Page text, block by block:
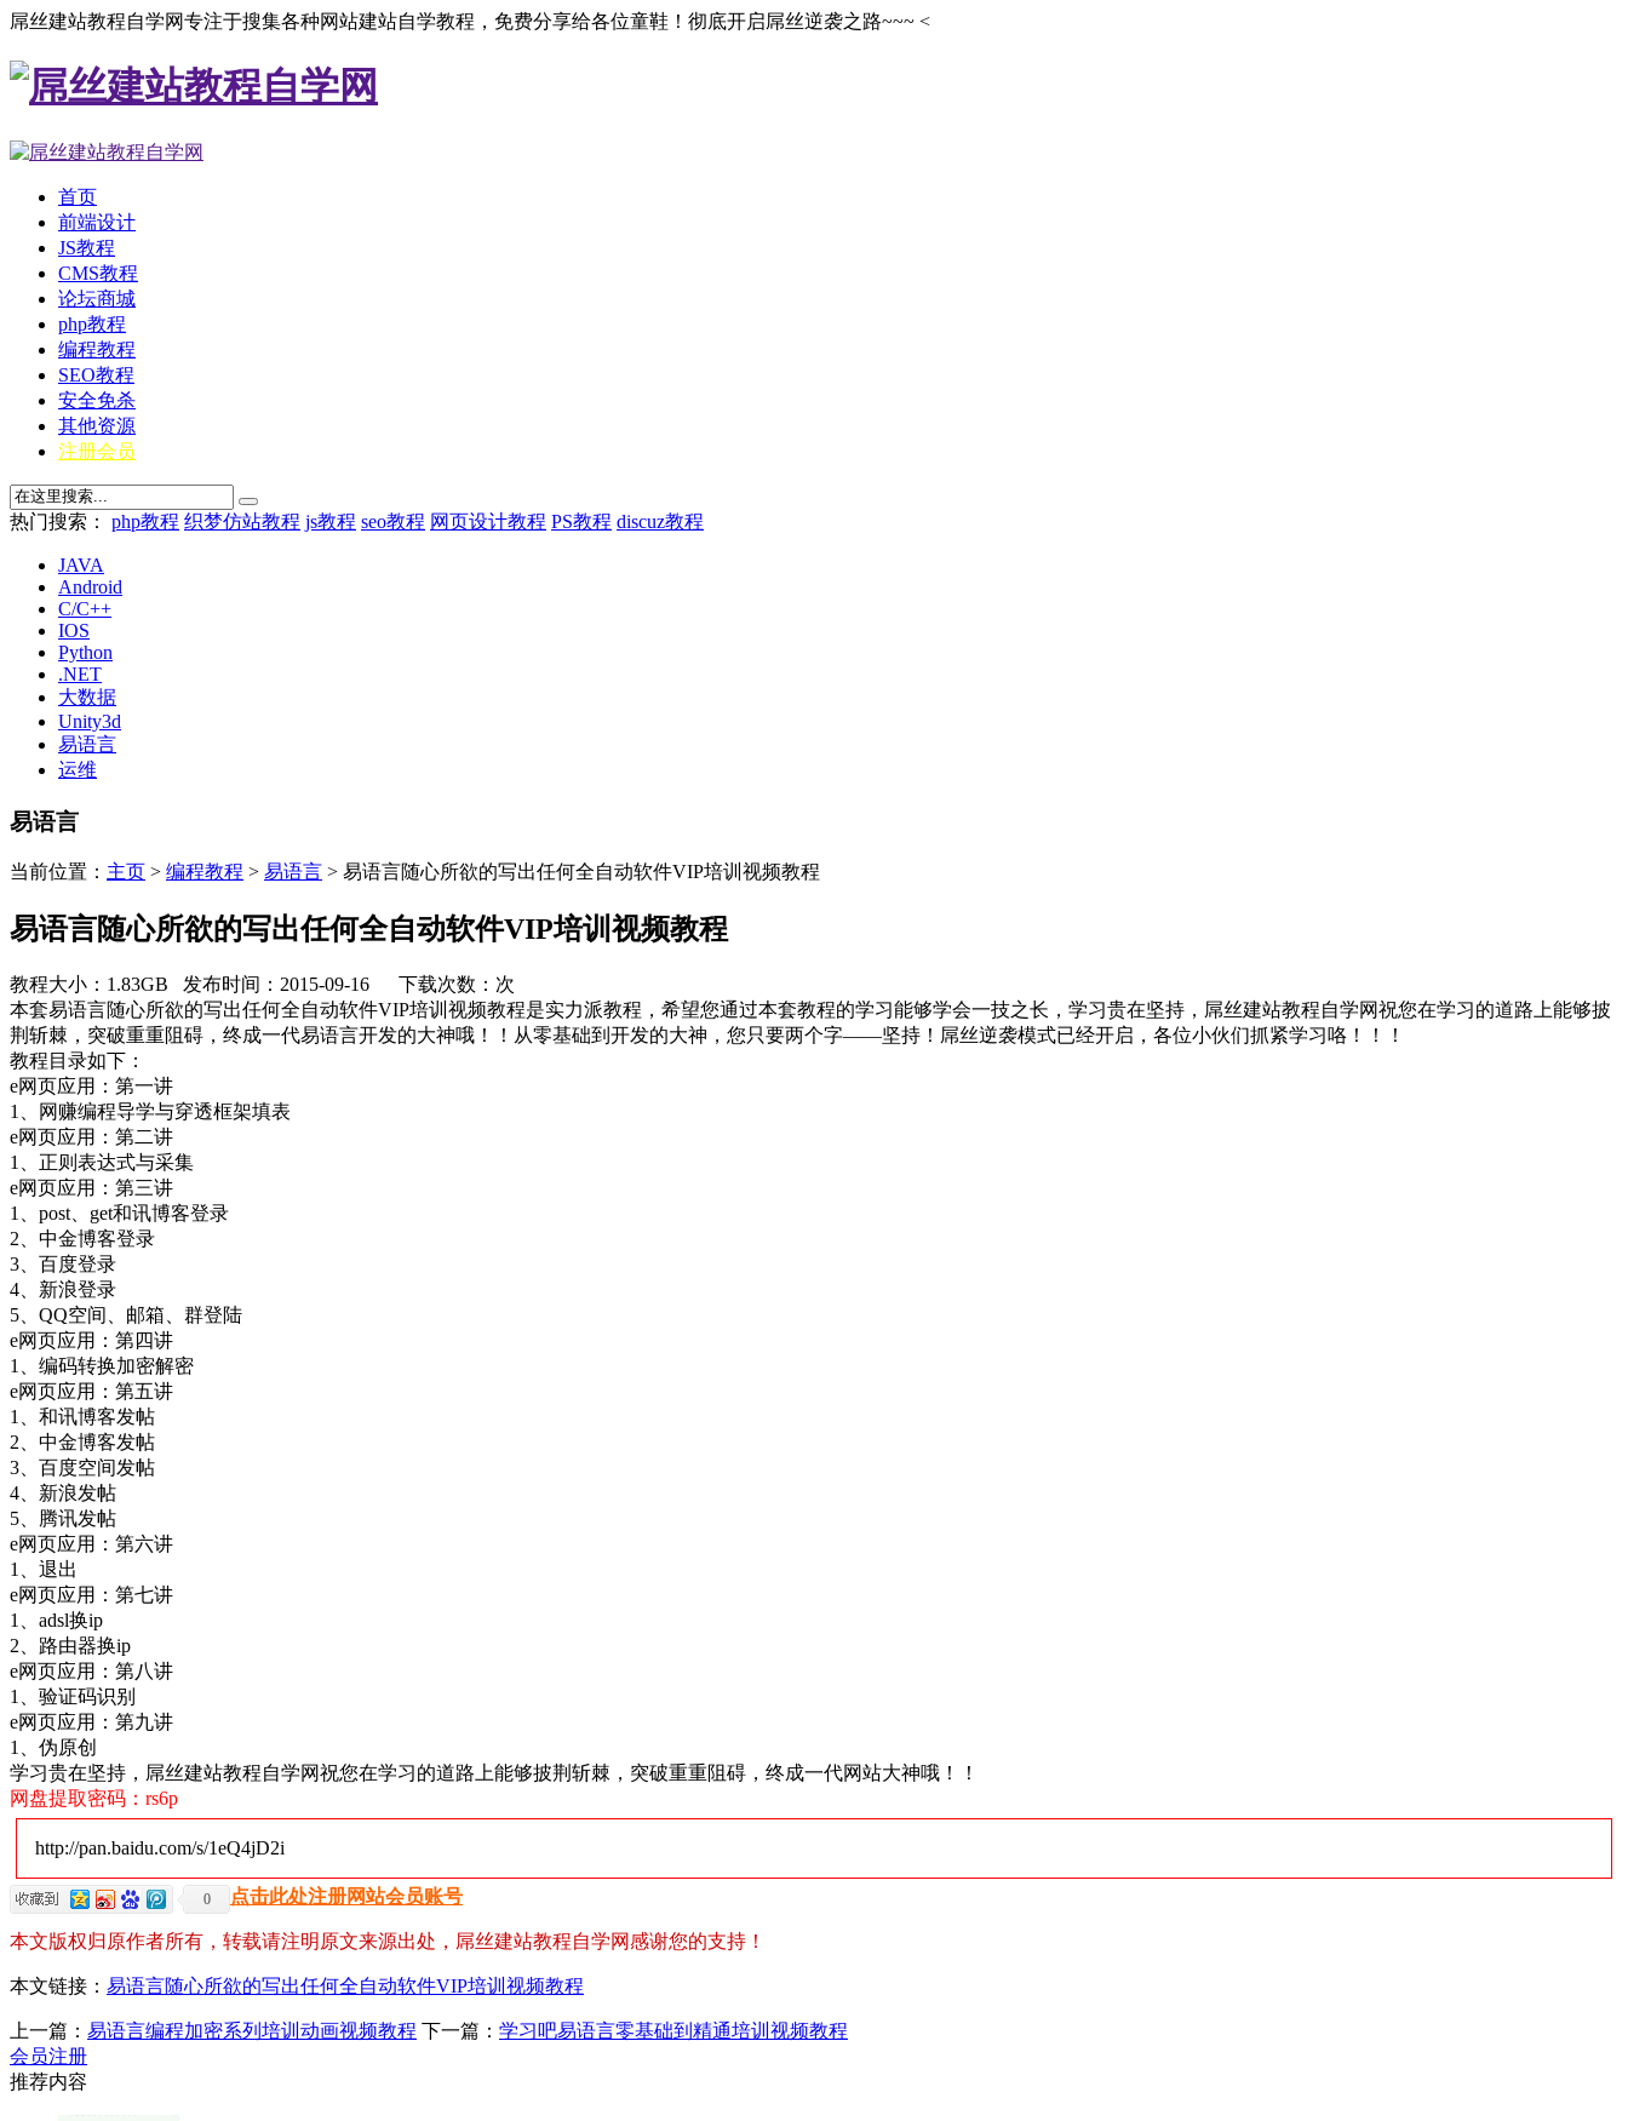
屌丝建站教程自学网专注于搜集各种网站建站自学教程，免费分享给各位童鞋！彻底开启屌丝逆袭之路~~~ <
首页
前端设计
JS教程
CMS教程
论坛商城
php教程
编程教程
SEO教程
安全免杀
其他资源
注册会员
热门搜索： php教程 织梦仿站教程 js教程 seo教程 网页设计教程 PS教程 discuz教程
JAVA
Android
C/C++
IOS
Python
.NET
大数据
Unity3d
易语言
运维
易语言
当前位置： 主页 > 编程教程 > 易语言 > 易语言随心所欲的写出任何全自动软件VIP培训视频教程
易语言随心所欲的写出任何全自动软件VIP培训视频教程
教程大小：1.83GB 发布时间：2015-09-16 下载次数： 次
本套易语言随心所欲的写出任何全自动软件VIP培训视频教程是实力派教程，希望您通过本套教程的学习能够学会一技之长，学习贵在坚持，屌丝建站教程自学网祝您在学习的道路上能够披
荆斩棘，突破重重阻碍，终成一代易语言开发的大神哦！！从零基础到开发的大神，您只要两个字——坚持！屌丝逆袭模式已经开启，各位小伙们抓紧学习咯！！！
教程目录如下：
e网页应用：第一讲
1、网赚编程导学与穿透框架填表
e网页应用：第二讲
1、正则表达式与采集
e网页应用：第三讲
1、post、get和讯博客登录
2、中金博客登录
3、百度登录
4、新浪登录
5、QQ空间、邮箱、群登陆
e网页应用：第四讲
1、编码转换加密解密
e网页应用：第五讲
1、和讯博客发帖
2、中金博客发帖
3、百度空间发帖
4、新浪发帖
5、腾讯发帖
e网页应用：第六讲
1、退出
e网页应用：第七讲
1、adsl换ip
2、路由器换ip
e网页应用：第八讲
1、验证码识别
e网页应用：第九讲
1、伪原创
学习贵在坚持，屌丝建站教程自学网祝您在学习的道路上能够披荆斩棘，突破重重阻碍，终成一代网站大神哦！！
网盘提取密码：rs6p
http://pan.baidu.com/s/1eQ4jD2i
点击此处注册网站会员账号
0
本文版权归原作者所有，转载请注明原文来源出处，屌丝建站教程自学网感谢您的支持！
本文链接： 易语言随心所欲的写出任何全自动软件VIP培训视频教程
上一篇： 易语言编程加密系列培训动画视频教程 下一篇： 学习吧易语言零基础到精通培训视频教程
会员注册
推荐内容